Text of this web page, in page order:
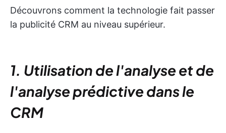
Découvrons comment la technologie fait passer
la publicité CRM au niveau supérieur.
1. Utilisation de l'analyse et de
l'analyse prédictive dans le
CRM